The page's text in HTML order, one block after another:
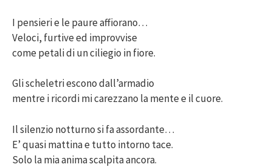
I pensieri e le paure affiorano…
Veloci, furtive ed improvvise
come petali di un ciliegio in fiore.
Gli scheletri escono dall’armadio
mentre i ricordi mi carezzano la mente e il cuore.
Il silenzio notturno si fa assordante…
E’ quasi mattina e tutto intorno tace.
Solo la mia anima scalpita ancora.